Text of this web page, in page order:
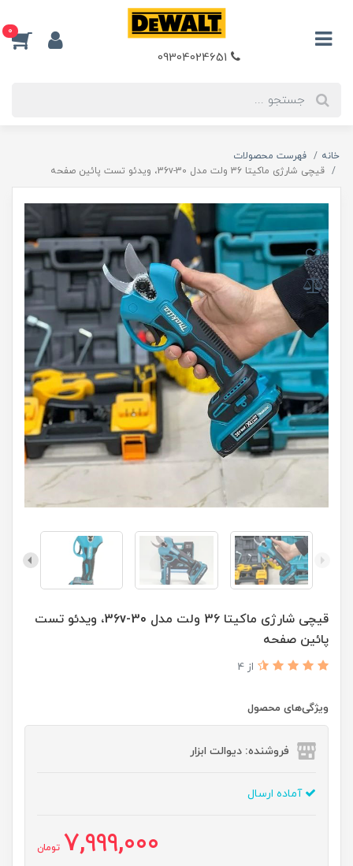
0
خانه
فهرست محصولات
قیچی شارژی ماکیتا 36 ولت مدل 36v-30، ویدئو تست پائین صفحه
قیچی شارژی ماکیتا 36 ولت مدل 36v-30، ویدئو تست
پائین صفحه
از 4
ویژگی‌های محصول
فروشنده: دیوالت ابزار
آماده ارسال
7,999,000 تومان